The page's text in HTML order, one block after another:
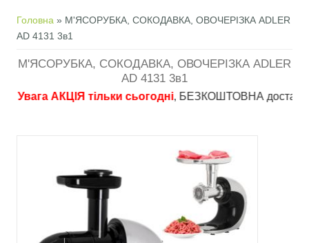
Ви є тут
Головна » М'ЯСОРУБКА, СОКОДАВКА, ОВОЧЕРІЗКА ADLER
AD 4131 3в1
М'ЯСОРУБКА, СОКОДАВКА, ОВОЧЕРІЗКА ADLER
AD 4131 3в1
АКЦІЯ тільки сьогодні, БЕЗКОШТОВНА доставка в